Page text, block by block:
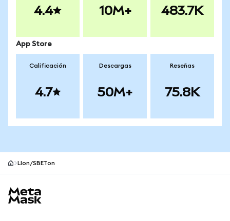
4.4 10M+ 483.7K
App Store
Calificación
4.7
Descargas
50M+
Reseñas
75.8K
LIon/SBETon